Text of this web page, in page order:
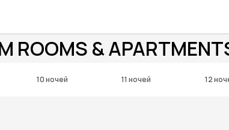
ROOMS &
10 ночей 11 ночей 12